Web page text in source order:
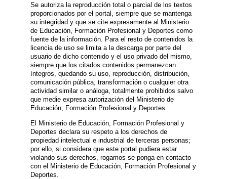
Se autoriza la reproducción total o parcial de los textos
proporcionados por el portal, siempre que se mantenga
su integridad y que se cite expresamente al Ministerio
de Educación, Formación Profesional y Deportes como
fuente de la información. Para el resto de contenidos la
licencia de uso se limita a la descarga por parte del
usuario de dicho contenido y el uso privado del mismo,
siempre que los citados contenidos permanezcan
íntegros, quedando su uso, reproducción, distribución,
comunicación pública, transformación o cualquier otra
actividad similar o análoga, totalmente prohibidos salvo
que medie expresa autorización del Ministerio de
Educación, Formación Profesional y Deportes.
El Ministerio de Educación, Formación Profesional y
Deportes declara su respeto a los derechos de
propiedad intelectual e industrial de terceras personas;
por ello, si considera que este portal pudiera estar
violando sus derechos, rogamos se ponga en contacto
con el Ministerio de Educación, Formación Profesional y
Deportes.